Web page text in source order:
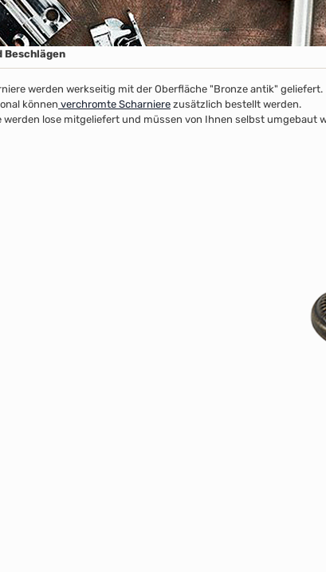
Beschlägen
werden werkseitig mit der Oberfläche "Bronze antik" geliefert.
können verchromte Scharniere zusätzlich bestellt werden.
werden lose mitgeliefert und müssen von Ihnen selbst umgebaut